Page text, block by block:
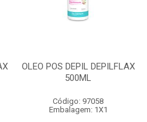
OLEO POS DEPIL DEPILFLAX
500ML
Código: 97058
Embalagem: 1X1